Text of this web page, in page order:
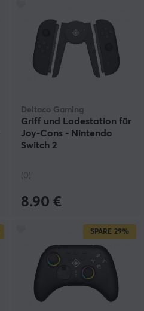
Deltaco Gaming
Griff und Ladestation für
Joy-Cons - Nintendo
Switch 2
(0)
8.90 €
SPARE 29%